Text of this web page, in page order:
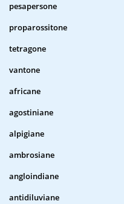
pesapersone
proparossitone
tetragone
vantone
africane
agostiniane
alpigiane
ambrosiane
angloindiane
antidiluviane